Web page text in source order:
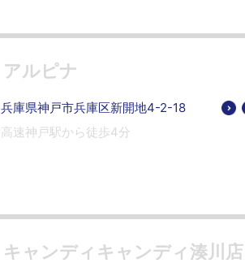
アルピナ
兵庫県神戸市兵庫区新開地4-2-18
高速神戸駅から徒歩4分
キャンディキャンディ湊川店